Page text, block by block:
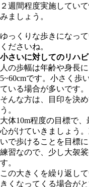
２週間程度実施してい
みましょう。
ゆっくりな歩きになっ
くださいね。
小さいに対してのリハビ
人の歩幅は年齢や身長
5~60cmです。小さく歩
ている場合が多いです。
そんな方は、目印を決
う。
大体10m程度の目標で
心がけていきましょう
いで歩けることを目標に
練習なので、少し大袈
す。
この大きくを繰り返し
きくなってくる場合が